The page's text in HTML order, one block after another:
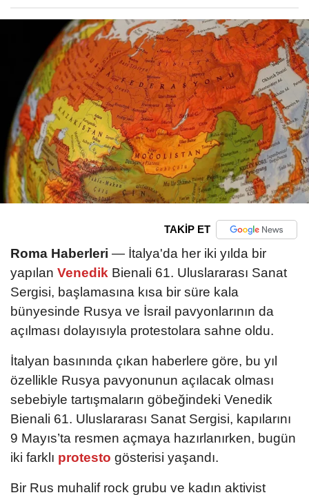
TAKİP ET
Roma Haberleri — İtalya'da her iki yılda bir
yapılan Venedik Bienali 61. Uluslararası Sanat
Sergisi, başlamasına kısa bir süre kala
bünyesinde Rusya ve İsrail pavyonlarının da
açılması dolayısıyla protestolara sahne oldu.
İtalyan basınında çıkan haberlere göre, bu yıl
özellikle Rusya pavyonunun açılacak olması
sebebiyle tartışmaların göbeğindeki Venedik
Bienali 61. Uluslararası Sanat Sergisi, kapılarını
9 Mayıs’ta resmen açmaya hazırlanırken, bugün
iki farklı protesto gösterisi yaşandı.
Bir Rus muhalif rock grubu ve kadın aktivist